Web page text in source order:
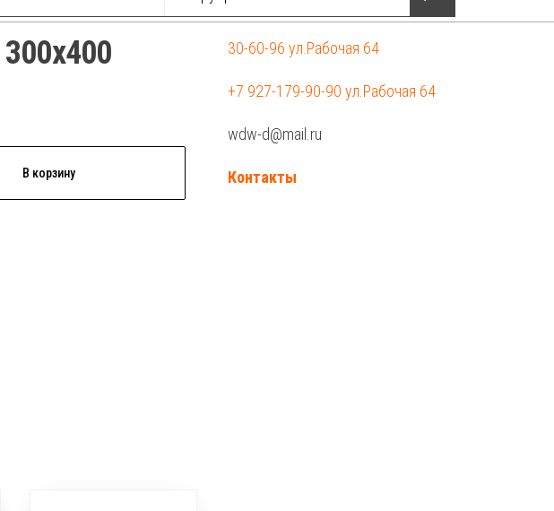
В корзину
30-60-96 ул.Рабочая 64
+7 927-179-90-90 ул.Рабочая 64
wdw-d@mail.ru
Контакты